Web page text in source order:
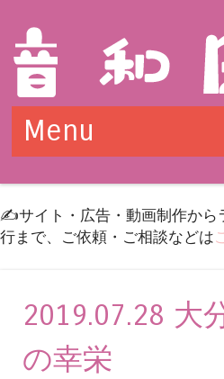
Menu
✍️サイト・広告・動画制作から
行まで、ご依頼・ご相談などは
2019.07.28 大
の幸栄